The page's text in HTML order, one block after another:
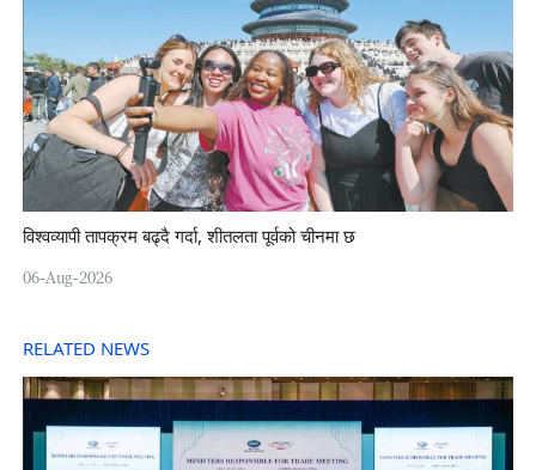
विश्वव्यापी तापक्रम बढ्दै गर्दा, शीतलता पूर्वको चीनमा छ
06-Aug-2026
RELATED NEWS